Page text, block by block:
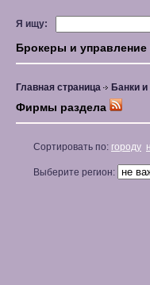
Я ищу:
Брокеры и управление
Главная страница Банки
Фирмы раздела
Сортировать по: городу
Выберите регион: